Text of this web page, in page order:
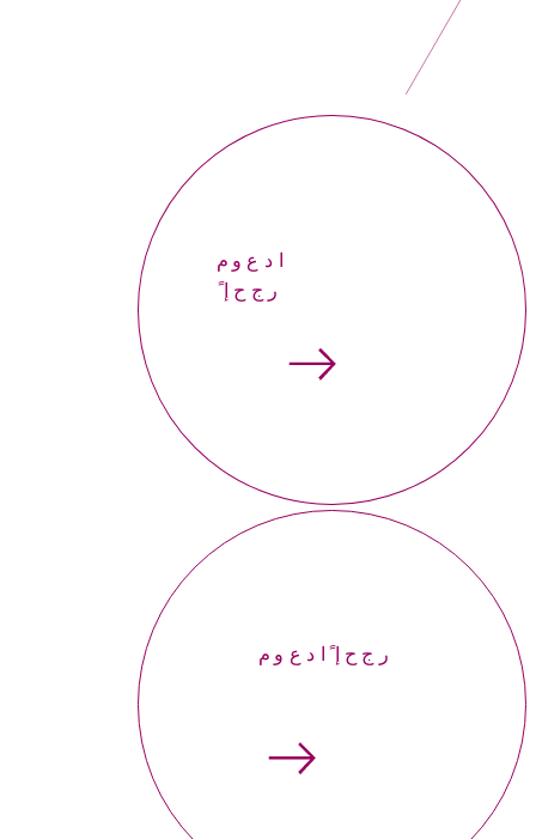
إحجر
موعداً
إحجر موعداً